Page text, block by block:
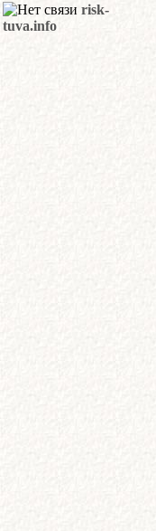
risk-
tuva.info